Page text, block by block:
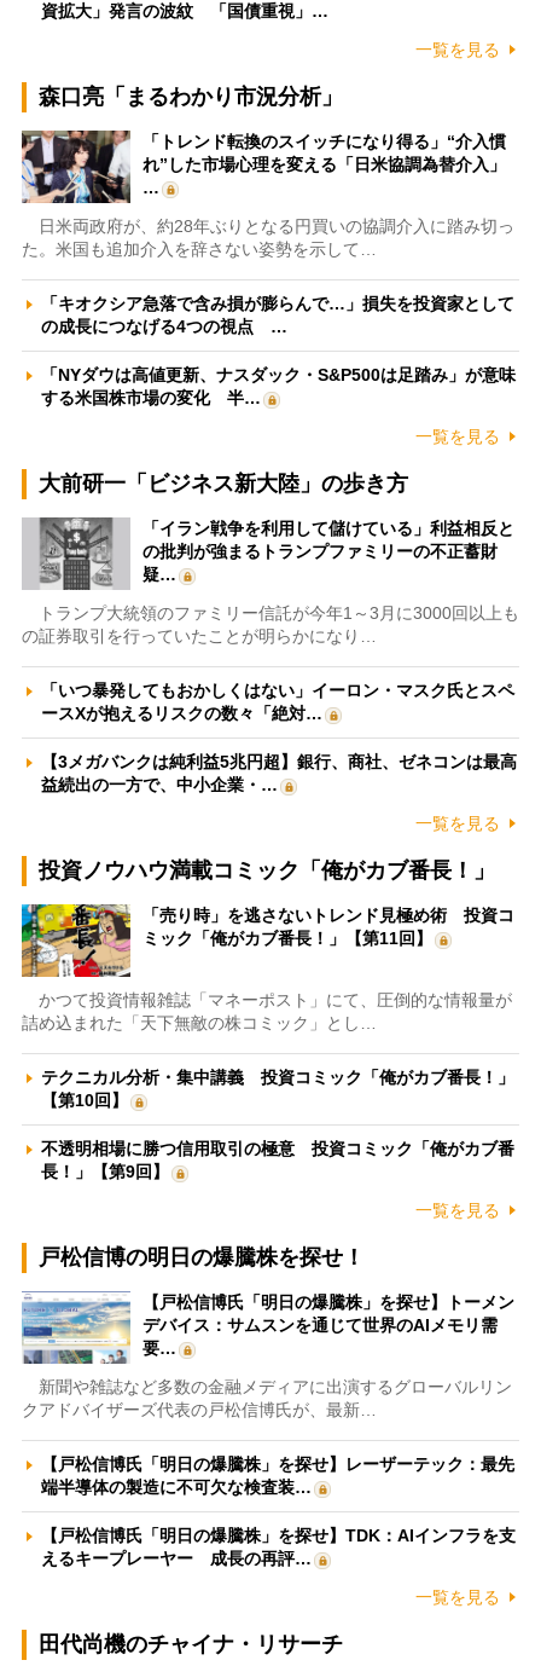
資拡大」発言の波紋 「国債重視」…
一覧を見る
森口亮「まるわかり市況分析」
「トレンド転換のスイッチになり得る」“介入慣
れ”した市場心理を変える「日米協調為替介入」
…
日米両政府が、約28年ぶりとなる円買いの協調介入に踏み切っ
た。米国も追加介入を辞さない姿勢を示して…
「キオクシア急落で含み損が膨らんで…」損失を投資家として
の成長につなげる4つの視点 …
「NYダウは高値更新、ナスダック・S&P500は足踏み」が意味
する米国株市場の変化 半…
一覧を見る
大前研一「ビジネス新大陸」の歩き方
「イラン戦争を利用して儲けている」利益相反と
の批判が強まるトランプファミリーの不正蓄財
疑…
トランプ大統領のファミリー信託が今年1～3月に3000回以上も
の証券取引を行っていたことが明らかになり…
「いつ暴発してもおかしくはない」イーロン・マスク氏とスペ
ースXが抱えるリスクの数々「絶対…
【3メガバンクは純利益5兆円超】銀行、商社、ゼネコンは最高
益続出の一方で、中小企業・…
一覧を見る
投資ノウハウ満載コミック「俺がカブ番長！」
「売り時」を逃さないトレンド見極め術 投資コ
ミック「俺がカブ番長！」【第11回】
かつて投資情報雑誌「マネーポスト」にて、圧倒的な情報量が
詰め込まれた「天下無敵の株コミック」とし…
テクニカル分析・集中講義 投資コミック「俺がカブ番長！」
【第10回】
不透明相場に勝つ信用取引の極意 投資コミック「俺がカブ番
長！」【第9回】
一覧を見る
戸松信博の明日の爆騰株を探せ！
【戸松信博氏「明日の爆騰株」を探せ】トーメン
デバイス：サムスンを通じて世界のAIメモリ需
要…
新聞や雑誌など多数の金融メディアに出演するグローバルリン
クアドバイザーズ代表の戸松信博氏が、最新…
【戸松信博氏「明日の爆騰株」を探せ】レーザーテック：最先
端半導体の製造に不可欠な検査装…
【戸松信博氏「明日の爆騰株」を探せ】TDK：AIインフラを支
えるキープレーヤー 成長の再評…
一覧を見る
田代尚機のチャイナ・リサーチ